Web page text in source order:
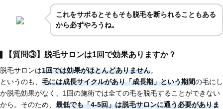
これをサボるとそもそも脱毛を断られることもある
から必ずやろうね。
【質問③】脱毛サロンは1回で効果ありますか？
脱毛サロンは1回では効果がほとんどありません。
というのも、 毛には成長サイクルがあり「成長期」という期間の毛にし
か脱毛効果がなく、1回の施術では全ての毛を脱毛することができない
から。そのため、 最低でも「4-5回」は脱毛サロンに通う必要がありま